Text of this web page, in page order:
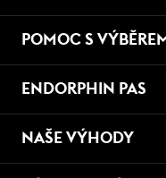
POMOC S
ENDORPHIN PAS
NAŠE VÝHODY